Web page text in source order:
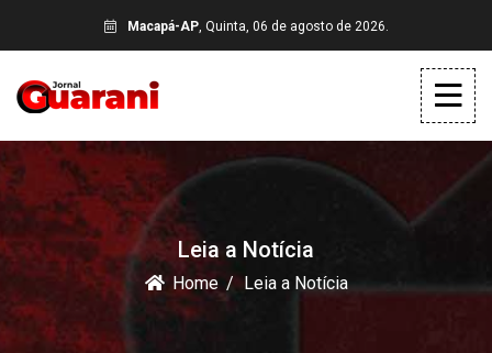
Macapá-AP, Quinta, 06 de agosto de 2026.
Leia a Notícia
Home Leia a Notícia